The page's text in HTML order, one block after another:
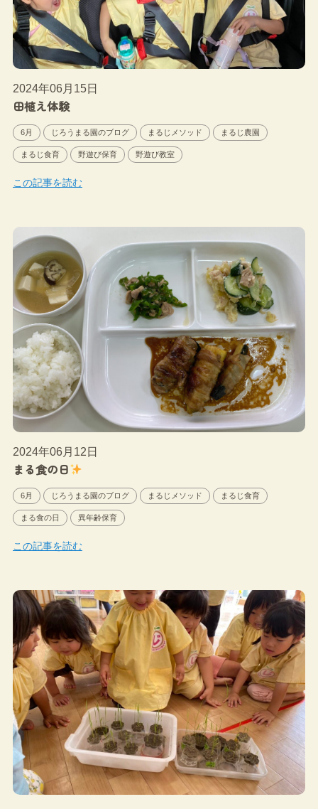
2024年06月15日
田植え体験
6月 じろうまる園のブログ まるじメソッド まるじ農園
まるじ食育 野遊び保育 野遊び教室
この記事を読む
2024年06月12日
まる食の日
6月 じろうまる園のブログ まるじメソッド まるじ食育
まる食の日 異年齢保育
この記事を読む